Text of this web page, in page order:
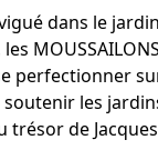
dans le
perfectionner
les
trésor de